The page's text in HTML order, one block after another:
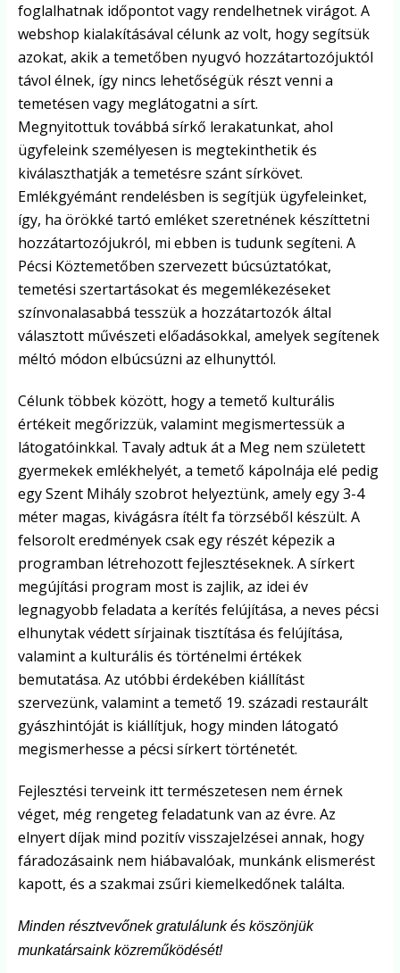
foglalhatnak időpontot vagy rendelhetnek virágot. A
webshop kialakításával célunk az volt, hogy segítsük
azokat, akik a temetőben nyugvó hozzátartozójuktól
távol élnek, így nincs lehetőségük részt venni a
temetésen vagy meglátogatni a sírt.
Megnyitottuk továbbá sírkő lerakatunkat, ahol
ügyfeleink személyesen is megtekinthetik és
kiválaszthatják a temetésre szánt sírkövet.
Emlékgyémánt rendelésben is segítjük ügyfeleinket,
így, ha örökké tartó emléket szeretnének készíttetni
hozzátartozójukról, mi ebben is tudunk segíteni. A
Pécsi Köztemetőben szervezett búcsúztatókat,
temetési szertartásokat és megemlékezéseket
színvonalasabbá tesszük a hozzátartozók által
választott művészeti előadásokkal, amelyek segítenek
méltó módon elbúcsúzni az elhunyttól.
Célunk többek között, hogy a temető kulturális
értékeit megőrizzük, valamint megismertessük a
látogatóinkkal. Tavaly adtuk át a Meg nem született
gyermekek emlékhelyét, a temető kápolnája elé pedig
egy Szent Mihály szobrot helyeztünk, amely egy 3-4
méter magas, kivágásra ítélt fa törzséből készült. A
felsorolt eredmények csak egy részét képezik a
programban létrehozott fejlesztéseknek. A sírkert
megújítási program most is zajlik, az idei év
legnagyobb feladata a kerítés felújítása, a neves pécsi
elhunytak védett sírjainak tisztítása és felújítása,
valamint a kulturális és történelmi értékek
bemutatása. Az utóbbi érdekében kiállítást
szervezünk, valamint a temető 19. századi restaurált
gyászhintóját is kiállítjuk, hogy minden látogató
megismerhesse a pécsi sírkert történetét.
Fejlesztési terveink itt természetesen nem érnek
véget, még rengeteg feladatunk van az évre. Az
elnyert díjak mind pozitív visszajelzései annak, hogy
fáradozásaink nem hiábavalóak, munkánk elismerést
kapott, és a szakmai zsűri kiemelkedőnek találta.
Minden résztvevőnek gratulálunk és köszönjük
munkatársaink közreműködését!